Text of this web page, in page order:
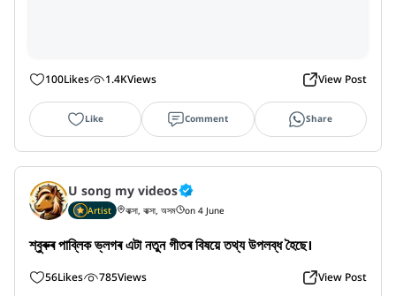
100Likes 1.4KViews View Post
Like Comment Share
U song my videos
Artist বাক্সা, বাক্সা, অসম on 4 June
শ্বুৰুৰ পাব্লিক ভ্লগৰ এটা নতুন গীতৰ বিষয়ে তথ্য উপলব্ধ হৈছে।
56Likes 785Views View Post